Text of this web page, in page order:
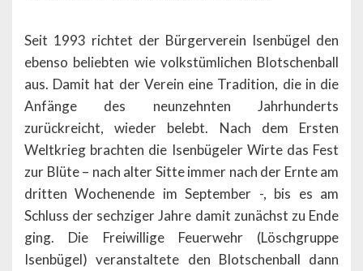
Seit 1993 richtet der Bürgerverein Isenbügel den
ebenso beliebten wie volkstümlichen Blotschenball
aus. Damit hat der Verein eine Tradition, die in die
Anfänge des neunzehnten Jahrhunderts
zurückreicht, wieder belebt. Nach dem Ersten
Weltkrieg brachten die Isenbügeler Wirte das Fest
zur Blüte – nach alter Sitte immer nach der Ernte am
dritten Wochenende im September -, bis es am
Schluss der sechziger Jahre damit zunächst zu Ende
ging. Die Freiwillige Feuerwehr (Löschgruppe
Isenbügel) veranstaltete den Blotschenball dann